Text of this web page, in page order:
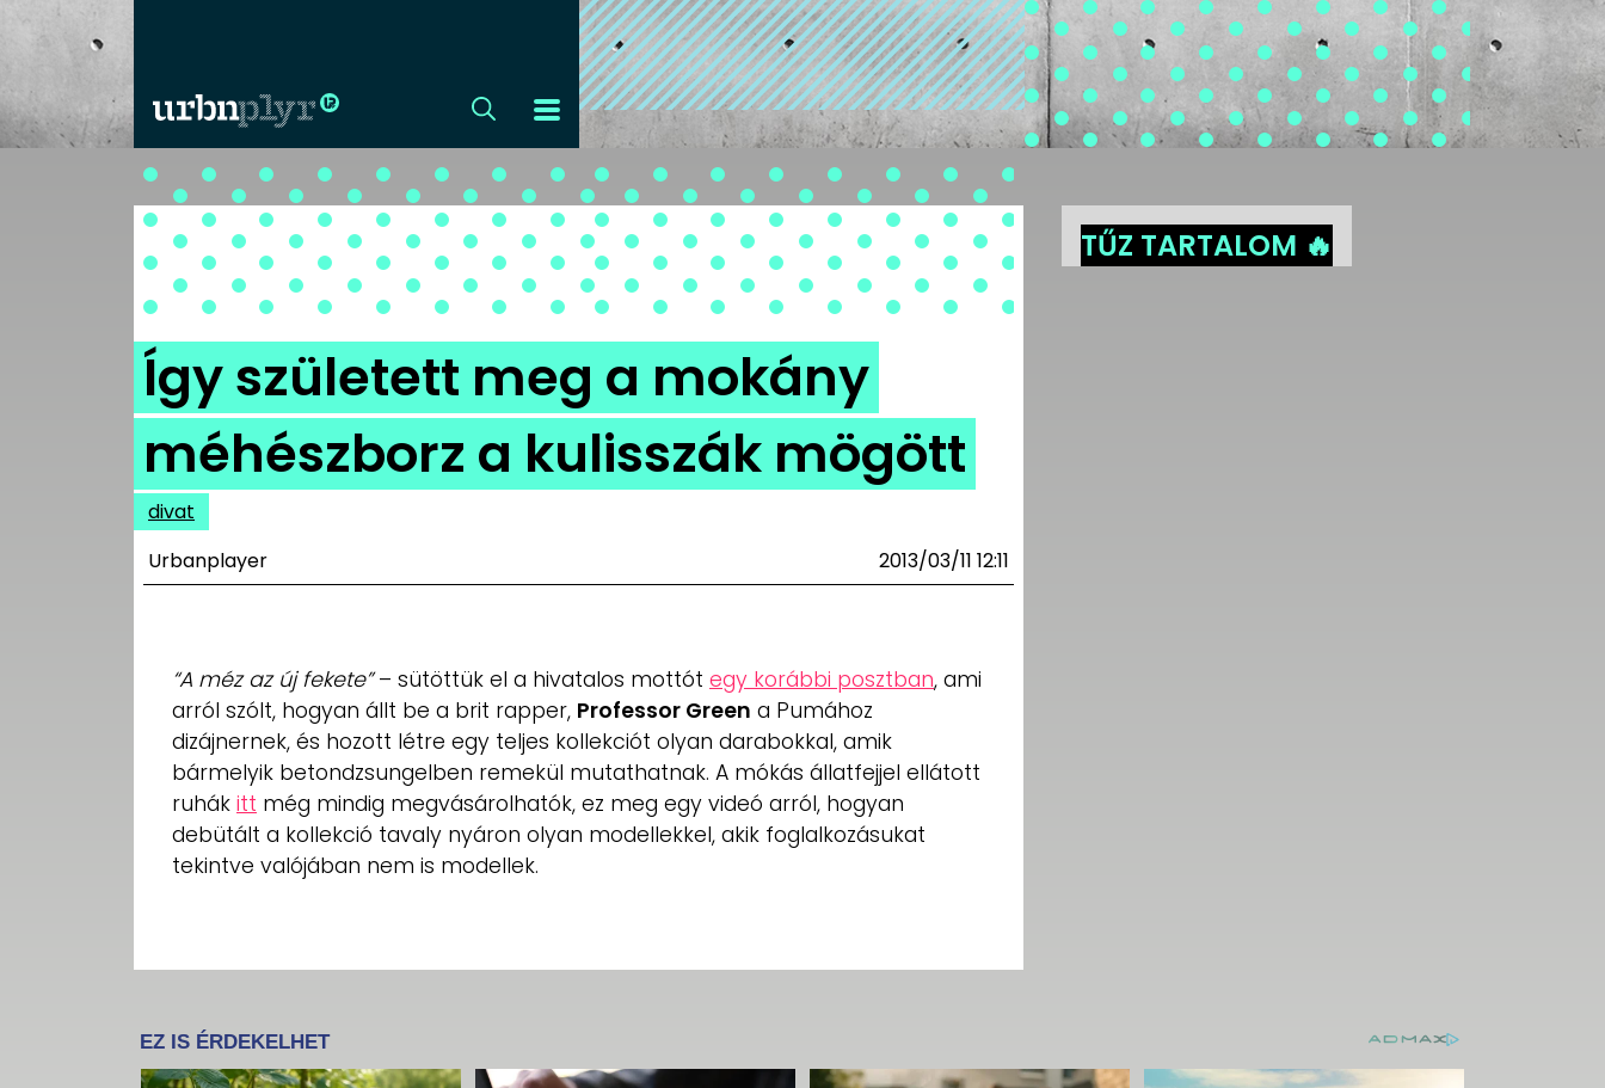
CÍMLAP
DIZÁJN
DIVAT
HIP
KULT
IMPRESSZUM
PR-ARCHÍVUM
ADATKEZELÉSI
TÁJÉKOZTATÓ
Így született meg a mokány
méhészborz a kulisszák mögött
divat
Urbanplayer
2013/03/11 12:11
“A méz az új fekete”– sütöttük el a hivatalos mottót egy korábbi posztban, ami
arról szólt, hogyan állt be a brit rapper, Professor Green a Pumához
dizájnernek, és hozott létre egy teljes kollekciót olyan darabokkal, amik
bármelyik betondzsungelben remekül mutathatnak. A mókás állatfejjel ellátott
ruhák itt még mindig megvásárolhatók, ez meg egy videó arról, hogyan
debütált a kollekció tavaly nyáron olyan modellekkel, akik foglalkozásukat
tekintve valójában nem is modellek.
TŰZ TARTALOM 🔥